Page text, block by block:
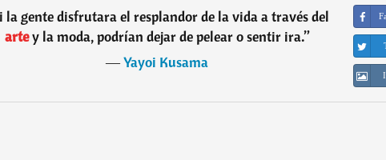
la gente disfrutara el resplandor de la vida a través del
artey la moda, podrían dejar de pelear o sentir ira.”
―Yayoi Kusama